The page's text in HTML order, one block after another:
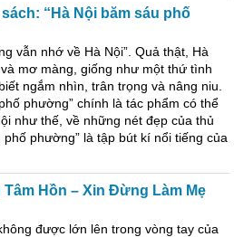
“Hà Nội băm sáu phố
vẫn nhớ về Hà Nội”. Quả thật, Hà
mơ màng, giống như một thứ tình
ngắm nhìn, trân trọng và nâng niu.
phường” chính là tác phẩm có thể
như thế, về những nét đẹp của thủ
phường” là tập bút kí nổi tiếng của
Tâm Hồn – Xin Đừng Làm Mẹ
được lớn lên trong vòng tay của